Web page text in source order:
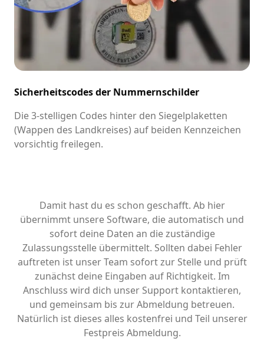
Sicherheitscodes der Nummernschilder
Die 3-stelligen Codes hinter den Siegelplaketten
(Wappen des Landkreises) auf beiden Kennzeichen
vorsichtig freilegen.
Damit hast du es schon geschafft. Ab hier
übernimmt unsere Software, die automatisch und
sofort deine Daten an die zuständige
Zulassungsstelle übermittelt. Sollten dabei Fehler
auftreten ist unser Team sofort zur Stelle und prüft
zunächst deine Eingaben auf Richtigkeit. Im
Anschluss wird dich unser Support kontaktieren,
und gemeinsam bis zur Abmeldung betreuen.
Natürlich ist dieses alles kostenfrei und Teil unserer
Festpreis Abmeldung.